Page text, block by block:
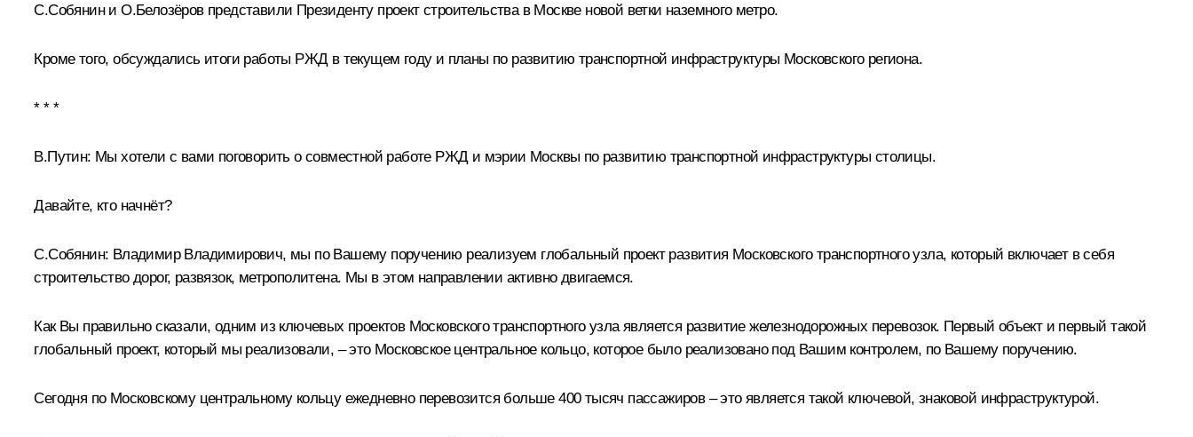
С.СобяниниО.Белозёровпредставили Президенту проект строительства в Москве новой ветки наземного метро.
Кроме того, обсуждались итоги работы РЖД в текущем году и планы по развитию транспортной инфраструктуры Московского региона.
* * *
В.Путин: Мы хотели с вами поговорить о совместной работе РЖД и мэрии Москвы по развитию транспортной инфраструктуры столицы.
Давайте, кто начнёт?
С.Собянин: Владимир Владимирович, мы по Вашему поручению реализуем глобальный проект развития Московского транспортного узла, который включает в себя
строительство дорог, развязок, метрополитена. Мы в этом направлении активно двигаемся.
Как Вы правильно сказали, одним из ключевых проектов Московского транспортного узла является развитие железнодорожных перевозок. Первый объект и первый такой
глобальный проект, который мы реализовали, – это Московское центральное кольцо, которое было реализовано под Вашим контролем, по Вашему поручению.
Сегодня по Московскому центральному кольцу ежедневно перевозится больше 400 тысяч пассажиров – это является такой ключевой, знаковой инфраструктурой.